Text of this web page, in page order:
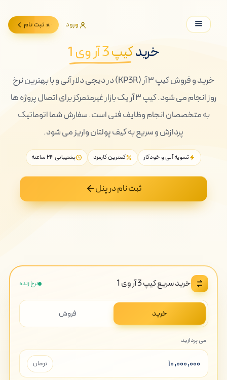
ورود ثبت نام
خریدکیپ 3 آر وی 1
خرید و فروش کیپ ۳ آر (KP3R) در دیجی دلار آنی و با بهترین نرخ
روز انجام می شود. کیپ ۳ آر یک بازار غیرمتمرکز برای اتصال پروژه ها
به متخصصان انجام وظایف فنی است. سفارش شما اتوماتیک
پردازش و سریع به کیف پولتان واریز می شود.
تسویه آنی و خودکار کمترین کارمزد پشتیبانی ۲۴ ساعته
ثبت نام در پنل
خرید سریع کیپ 3 آر وی 1 نرخ زنده
خرید فروش
می پردازید
تومان